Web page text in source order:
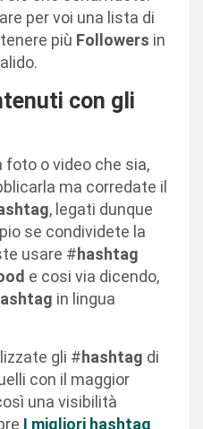
per voi una lista di
più Followers in
con gli
foto o video che sia,
ma corredate il
, legati dunque
se condividete la
usare #hashtag
e cosi via dicendo,
in lingua
gli #hashtag di
con il maggior
una visibilità
I migliori hashtag